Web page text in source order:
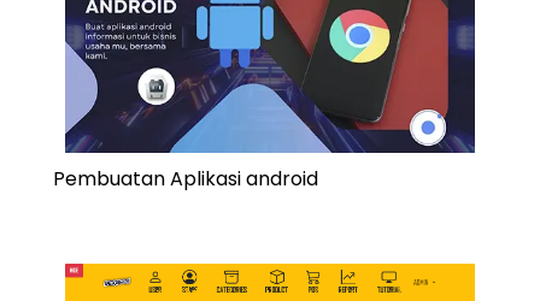
Pembuatan Aplikasi android